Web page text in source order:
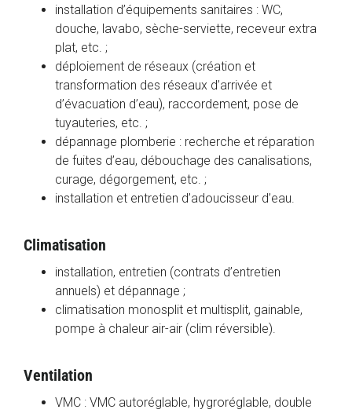
installation d’équipements sanitaires : WC,
douche, lavabo, sèche-serviette, receveur extra
plat, etc. ;
déploiement de réseaux (création et
transformation des réseaux d’arrivée et
d’évacuation d’eau), raccordement, pose de
tuyauteries, etc. ;
dépannage plomberie : recherche et réparation
de fuites d’eau, débouchage des canalisations,
curage, dégorgement, etc. ;
installation et entretien d’adoucisseur d’eau.
Climatisation
installation, entretien (contrats d’entretien
annuels) et dépannage ;
climatisation monosplit et multisplit, gainable,
pompe à chaleur air-air (clim réversible).
Ventilation
VMC : VMC autoréglable, hygroréglable, double